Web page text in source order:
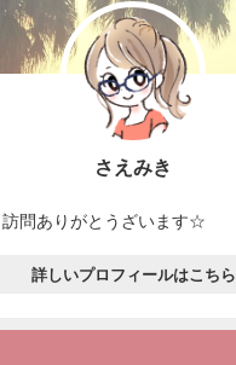
さえみき
訪問ありがとうざいます☆
詳しいプロフィールはこちら